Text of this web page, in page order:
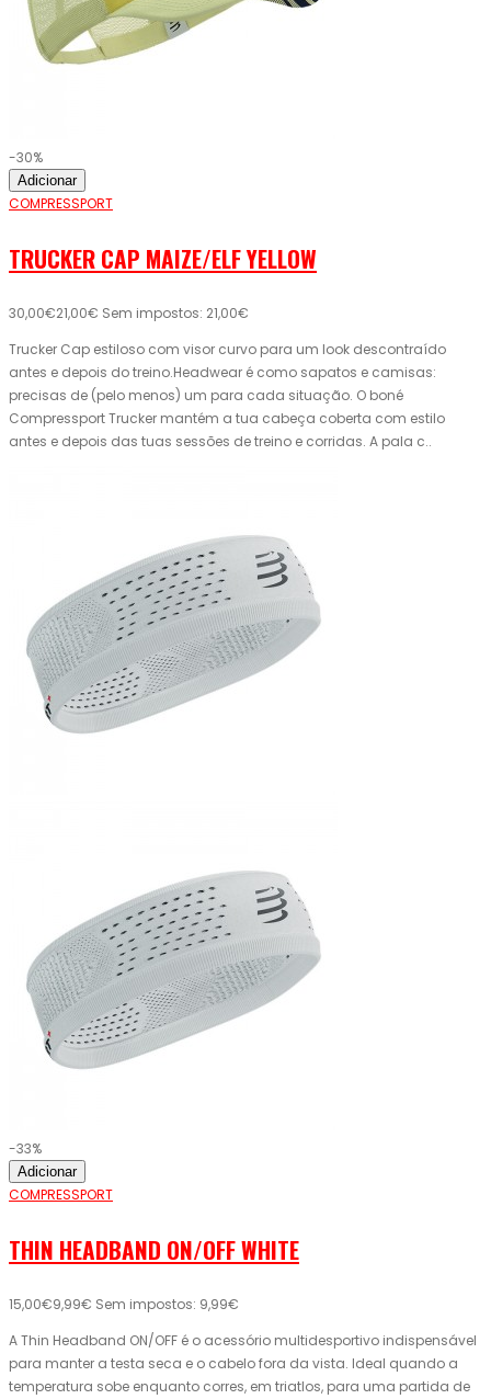
-30%
Adicionar
COMPRESSPORT
TRUCKER CAP MAIZE/ELF YELLOW
30,00€21,00€ Sem impostos: 21,00€
Trucker Cap estiloso com visor curvo para um look descontraído
antes e depois do treino.Headwear é como sapatos e camisas:
precisas de (pelo menos) um para cada situação. O boné
Compressport Trucker mantém a tua cabeça coberta com estilo
antes e depois das tuas sessões de treino e corridas. A pala c..
-33%
Adicionar
COMPRESSPORT
THIN HEADBAND ON/OFF WHITE
15,00€9,99€ Sem impostos: 9,99€
A Thin Headband ON/OFF é o acessório multidesportivo indispensável
para manter a testa seca e o cabelo fora da vista. Ideal quando a
temperatura sobe enquanto corres, em triatlos, para uma partida de